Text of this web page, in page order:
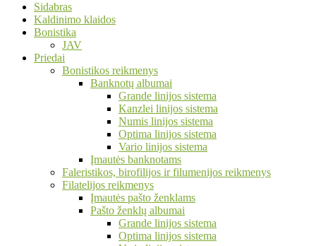
Sidabras
Kaldinimo klaidos
Bonistika
JAV
Priedai
Bonistikos reikmenys
Banknotų albumai
Grande linijos sistema
Kanzlei linijos sistema
Numis linijos sistema
Optima linijos sistema
Vario linijos sistema
Įmautės banknotams
Faleristikos, birofilijos ir filumenijos reikmenys
Filatelijos reikmenys
Įmautės pašto ženklams
Pašto ženklų albumai
Grande linijos sistema
Optima linijos sistema